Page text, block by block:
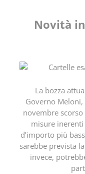
Novità
La bozza
Governo
novembre
misure
d’importo più
sarebbe prevista
invece,